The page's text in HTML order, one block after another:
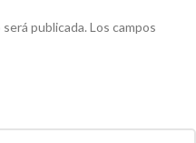
publicada. Los campos